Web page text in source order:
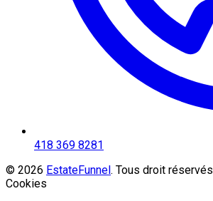
418 369 8281
© 2026 EstateFunnel. Tous droit réservés
Cookies